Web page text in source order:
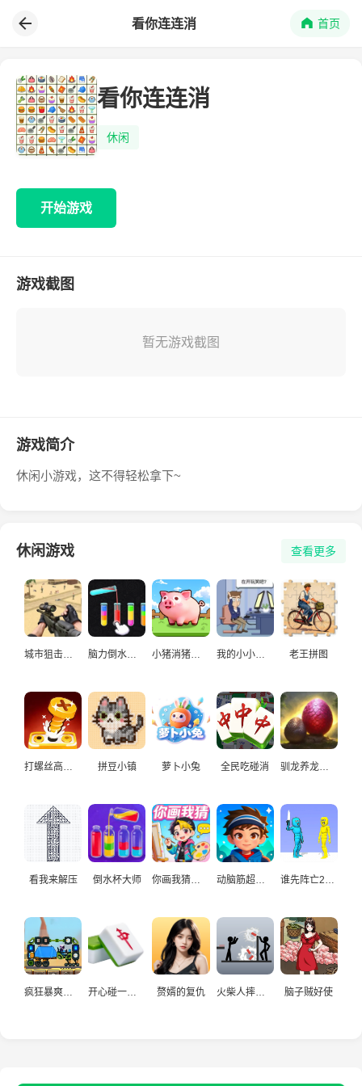
看你连连消 首页
看你连连消
休闲
开始游戏
游戏截图
暂无游戏截图
游戏简介
休闲小游戏，这不得轻松拿下~
休闲游戏 查看更多
城市狙击手游戏 脑力倒水挑战 小猪消猪猪游戏 我的小小人生 老王拼图
打螺丝高手益智游戏 拼豆小镇 萝卜小兔 全民吃碰消 驯龙养龙孵化高手
看我来解压 倒水杯大师
赘婿的复仇 火柴人摔炮仗 脑子贼好使